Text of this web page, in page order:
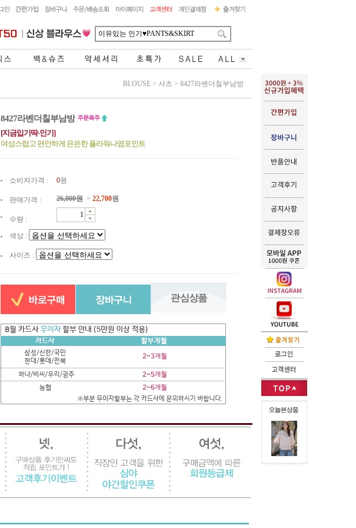
BLOUSE > 셔츠 > 8427라벤더칠부남방
8427라벤더칠부남방
[지금입기딱-인기]
여성스럽고 편안하게 은은한 플라워나염포인트
소비자가격 : 0원
판매가격 : 26,000원 > 22,700원
수량 :
색상 :
사이즈 :